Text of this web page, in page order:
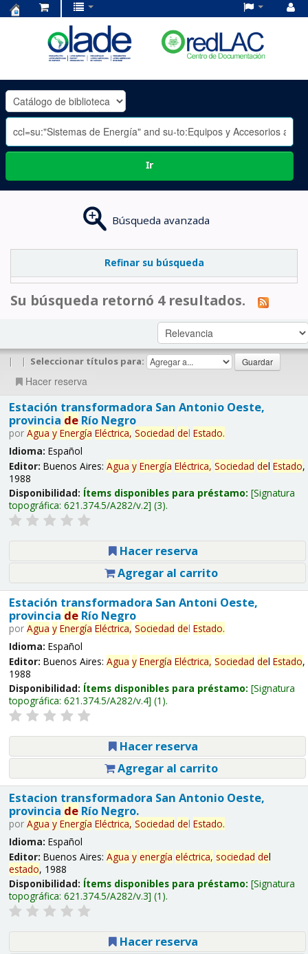
OLADE
-
Ir
Búsqueda avanzada
Refinar su búsqueda
Su búsqueda retornó 4 resultados.
| | Seleccionar títulos para:
Hacer reserva
Estación transformadora San Antonio Oeste,
provincia deRío Negro
por Agua y Energía Eléctrica, Sociedad del Estado.
Idioma: Español
Editor: Buenos Aires: Agua y Energía Eléctrica, Sociedad del Estado,
1988
Disponibilidad: Ítems disponibles para préstamo: Signatura
topográfica: 621.374.5/A282/v.2 (3).
Hacer reserva
Agregar al carrito
Estación transformadora San Antoni Oeste,
provincia deRío Negro
por Agua y Energía Eléctrica, Sociedad del Estado.
Idioma: Español
Editor: Buenos Aires: Agua y Energía Eléctrica, Sociedad del Estado,
1988
Disponibilidad: Ítems disponibles para préstamo: Signatura
topográfica: 621.374.5/A282/v.4 (1).
Hacer reserva
Agregar al carrito
Estacion transformadora San Antonio Oeste,
provincia deRío Negro.
por Agua y Energía Eléctrica, Sociedad del Estado.
Idioma: Español
Editor: Buenos Aires: Agua y energía eléctrica, sociedad del
estado, 1988
Disponibilidad: Ítems disponibles para préstamo: Signatura
topográfica: 621.374.5/A282/v.3 (1).
Hacer reserva